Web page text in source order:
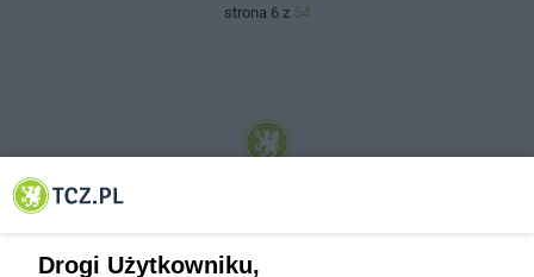
strona 6 z 54
© 2001-2026 Tczew - TCZ.PL Sp. z o.o. Internetowy Serwis Informacyjny Miasta
Drogi Użytkowniku,